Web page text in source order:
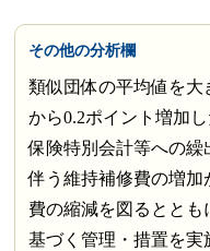
その他の分析欄
類似団体の平均値を大
から0.2ポイント増加
保険特別会計等への繰
伴う維持補修費の増加
費の縮減を図るとと
基づく管理・措置を実